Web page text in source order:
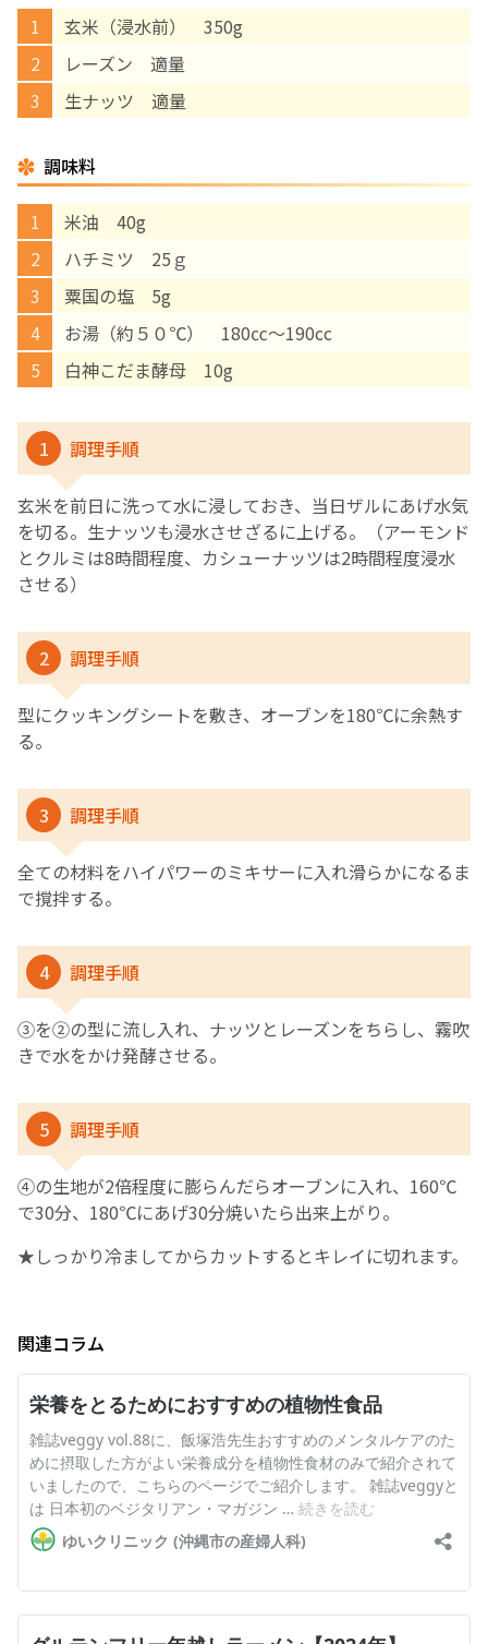
玄米（浸水前） 350g
レーズン 適量
生ナッツ 適量
調味料
米油 40g
ハチミツ 25ｇ
粟国の塩 5g
お湯（約５０℃） 180㏄～190cc
白神こだま酵母 10g
1 調理手順
玄米を前日に洗って水に浸しておき、当日ザルにあげ水気
を切る。生ナッツも浸水させざるに上げる。（アーモンド
とクルミは8時間程度、カシューナッツは2時間程度浸水
させる）
2 調理手順
型にクッキングシートを敷き、オーブンを180℃に余熱す
る。
3 調理手順
全ての材料をハイパワーのミキサーに入れ滑らかになるま
で撹拌する。
4 調理手順
③を➁の型に流し入れ、ナッツとレーズンをちらし、霧吹
きで水をかけ発酵させる。
5 調理手順
④の生地が2倍程度に膨らんだらオーブンに入れ、160℃
で30分、180℃にあげ30分焼いたら出来上がり。
★しっかり冷ましてからカットするとキレイに切れます。
関連コラム
‘さんルーム’ でさまざまな講座・クラス
遠方にお住まいで当院での出産を希望される方へ